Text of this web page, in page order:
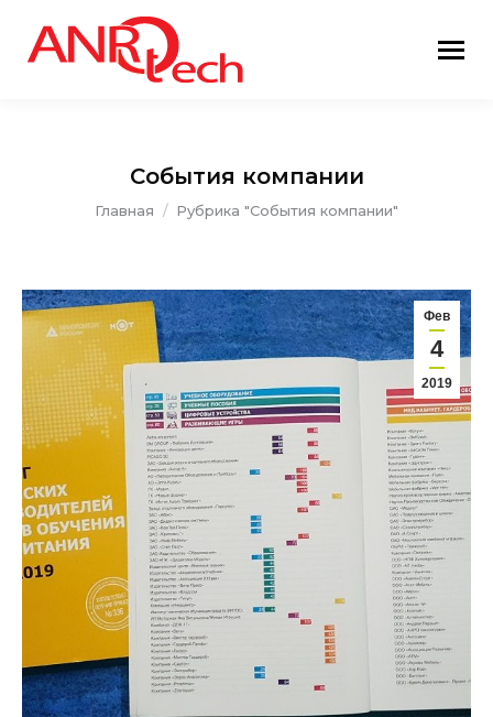
События компании
Вы здесь:
Главная Рубрика "События компании"
Фев
4
2019